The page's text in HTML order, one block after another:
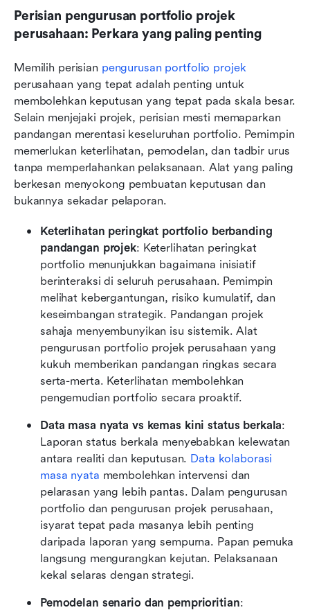
Perisian pengurusan portfolio projek
perusahaan: Perkara yang paling penting
Memilih perisian pengurusan portfolio projek
perusahaan yang tepat adalah penting untuk
membolehkan keputusan yang tepat pada skala besar.
Selain menjejaki projek, perisian mesti memaparkan
pandangan merentasi keseluruhan portfolio. Pemimpin
memerlukan keterlihatan, pemodelan, dan tadbir urus
tanpa memperlahankan pelaksanaan. Alat yang paling
berkesan menyokong pembuatan keputusan dan
bukannya sekadar pelaporan.
Keterlihatan peringkat portfolio berbanding
pandangan projek: Keterlihatan peringkat
portfolio menunjukkan bagaimana inisiatif
berinteraksi di seluruh perusahaan. Pemimpin
melihat kebergantungan, risiko kumulatif, dan
keseimbangan strategik. Pandangan projek
sahaja menyembunyikan isu sistemik. Alat
pengurusan portfolio projek perusahaan yang
kukuh memberikan pandangan ringkas secara
serta-merta. Keterlihatan membolehkan
pengemudian portfolio secara proaktif.
Data masa nyata vs kemas kini status berkala:
Laporan status berkala menyebabkan kelewatan
antara realiti dan keputusan. Data kolaborasi
masa nyata membolehkan intervensi dan
pelarasan yang lebih pantas. Dalam pengurusan
portfolio dan pengurusan projek perusahaan,
isyarat tepat pada masanya lebih penting
daripada laporan yang sempurna. Papan pemuka
langsung mengurangkan kejutan. Pelaksanaan
kekal selaras dengan strategi.
Pemodelan senario dan pemprioritian: